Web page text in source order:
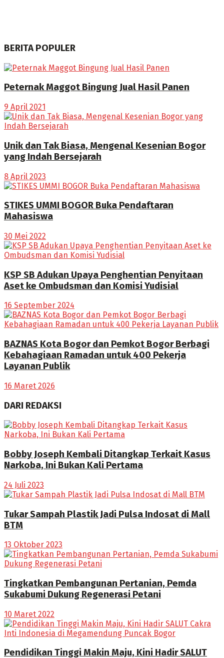
BERITA POPULER
Peternak Maggot Bingung Jual Hasil Panen
9 April 2021
Unik dan Tak Biasa, Mengenal Kesenian Bogor
yang Indah Bersejarah
8 April 2023
STIKES UMMI BOGOR Buka Pendaftaran
Mahasiswa
30 Mei 2022
KSP SB Adukan Upaya Penghentian Penyitaan
Aset ke Ombudsman dan Komisi Yudisial
16 September 2024
BAZNAS Kota Bogor dan Pemkot Bogor Berbagi
Kebahagiaan Ramadan untuk 400 Pekerja
Layanan Publik
16 Maret 2026
DARI REDAKSI
Bobby Joseph Kembali Ditangkap Terkait Kasus
Narkoba, Ini Bukan Kali Pertama
24 Juli 2023
Tukar Sampah Plastik Jadi Pulsa Indosat di Mall
BTM
13 Oktober 2023
Tingkatkan Pembangunan Pertanian, Pemda
Sukabumi Dukung Regenerasi Petani
10 Maret 2022
Pendidikan Tinggi Makin Maju, Kini Hadir SALUT